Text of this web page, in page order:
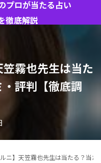
プロが当たる占い
徹底解説
笠霧也先生は当た
評判【徹底調
ルニ】天笠霧也先生は当たる？当